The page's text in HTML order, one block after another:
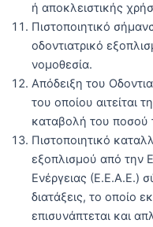
ή αποκλειστικής
Πιστοποιητικό
οδοντιατρικό
νομοθεσία.
Απόδειξη του
του οποίου αιτείται
καταβολή του ποσού
Πιστοποιητικό
εξοπλισμού από την
Ενέργειας (Ε.Ε.Α.Ε.)
διατάξεις, το οποίο
επισυνάπτεται και